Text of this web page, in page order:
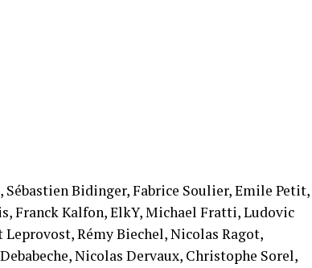
Bidinger, Fabrice Soulier, Emile Petit,
Franck Kalfon, ElkY, Michael Fratti, Ludovic
Rémy Biechel, Nicolas Ragot,
Nicolas Dervaux, Christophe Sorel,